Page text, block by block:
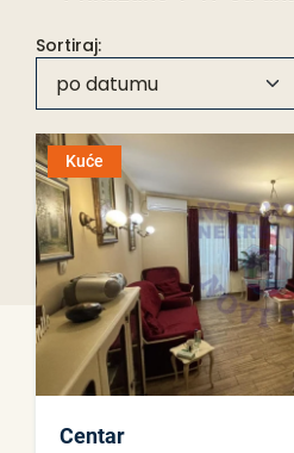
Sortiraj:
po datumu
Kuće
Centar